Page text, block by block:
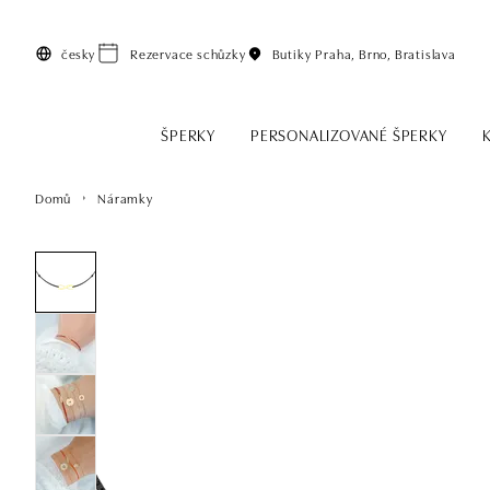
česky Rezervace schůzky Butiky Praha, Brno, Bratislava
ŠPERKY PERSONALIZOVANÉ ŠPERKY
Domů Náramky